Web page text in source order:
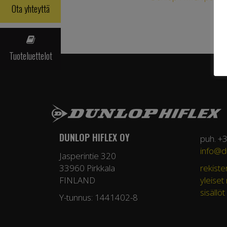
Ota yhteyttä
Tuoteluettelot
DUNLOP HIFLEX OY
Jasperintie 320
33960 Pirkkala
FINLAND
Y-tunnus: 1441402-8
puh.
yleiset
sisällöt